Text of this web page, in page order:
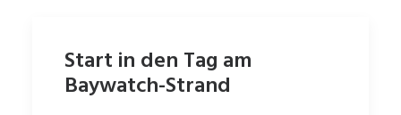
Start in den Tag am
Baywatch-Strand